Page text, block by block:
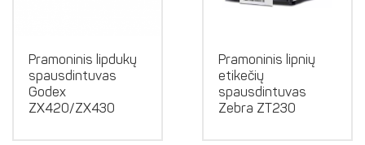
Pramoninis lipdukų
spausdintuvas
Godex
ZX420/ZX430
Pramoninis lipnių
etikečių
spausdintuvas
Zebra ZT230